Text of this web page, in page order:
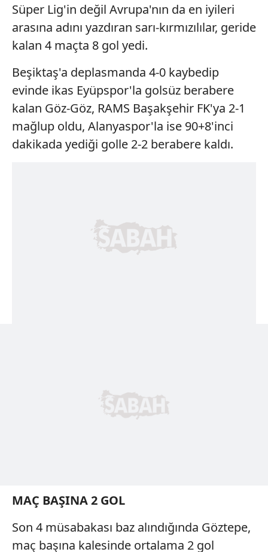
Süper Lig'in değil Avrupa'nın da en iyileri
arasına adını yazdıran sarı-kırmızılılar, geride
kalan 4 maçta 8 gol yedi.
Beşiktaş'a deplasmanda 4-0 kaybedip
evinde ikas Eyüpspor'la golsüz berabere
kalan Göz-Göz, RAMS Başakşehir FK'ya 2-1
mağlup oldu, Alanyaspor'la ise 90+8'inci
dakikada yediği golle 2-2 berabere kaldı.
MAÇ BAŞINA 2 GOL
Son 4 müsabakası baz alındığında Göztepe,
maç başına kalesinde ortalama 2 gol